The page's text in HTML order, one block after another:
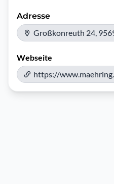
Adresse
Großkonreuth 24,
Webseite
https://